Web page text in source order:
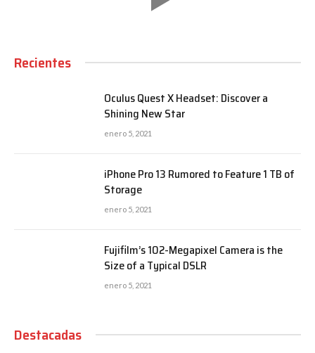
Recientes
Oculus Quest X Headset: Discover a
Shining New Star
enero 5, 2021
iPhone Pro 13 Rumored to Feature 1 TB of
Storage
enero 5, 2021
Fujifilm’s 102-Megapixel Camera is the
Size of a Typical DSLR
enero 5, 2021
Destacadas